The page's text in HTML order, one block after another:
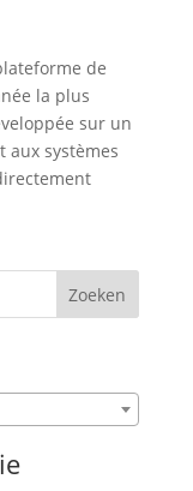
de
la plus
sur un
aux systèmes
Zoeken